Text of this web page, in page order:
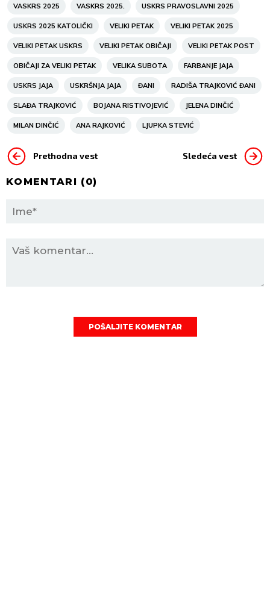
VASKRS 2025 VASKRS 2025. USKRS PRAVOSLAVNI 2025
USKRS 2025 KATOLIČKI VELIKI PETAK VELIKI PETAK 2025
VELIKI PETAK USKRS VELIKI PETAK OBIČAJI VELIKI PETAK POST
OBIČAJI ZA VELIKI PETAK VELIKA SUBOTA FARBANJE JAJA
USKRS JAJA USKRŠNJA JAJA ĐANI RADIŠA TRAJKOVIĆ ĐANI
SLAĐA TRAJKOVIĆ BOJANA RISTIVOJEVIĆ JELENA DINČIĆ
MILAN DINČIĆ ANA RAJKOVIĆ LJUPKA STEVIĆ
Prethodna vest Sledeća vest
KOMENTARI (0)
POŠALJITE KOMENTAR